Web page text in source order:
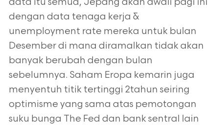
dengan data tenaga kerja &
unemployment rate mereka untuk bulan
Desember di mana diramalkan tidak akan
banyak berubah dengan bulan
sebelumnya. Saham Eropa kemarin juga
menyentuh titik tertinggi 2tahun seiring
optimisme yang sama atas pemotongan
suku bunga The Fed dan bank sentral lain